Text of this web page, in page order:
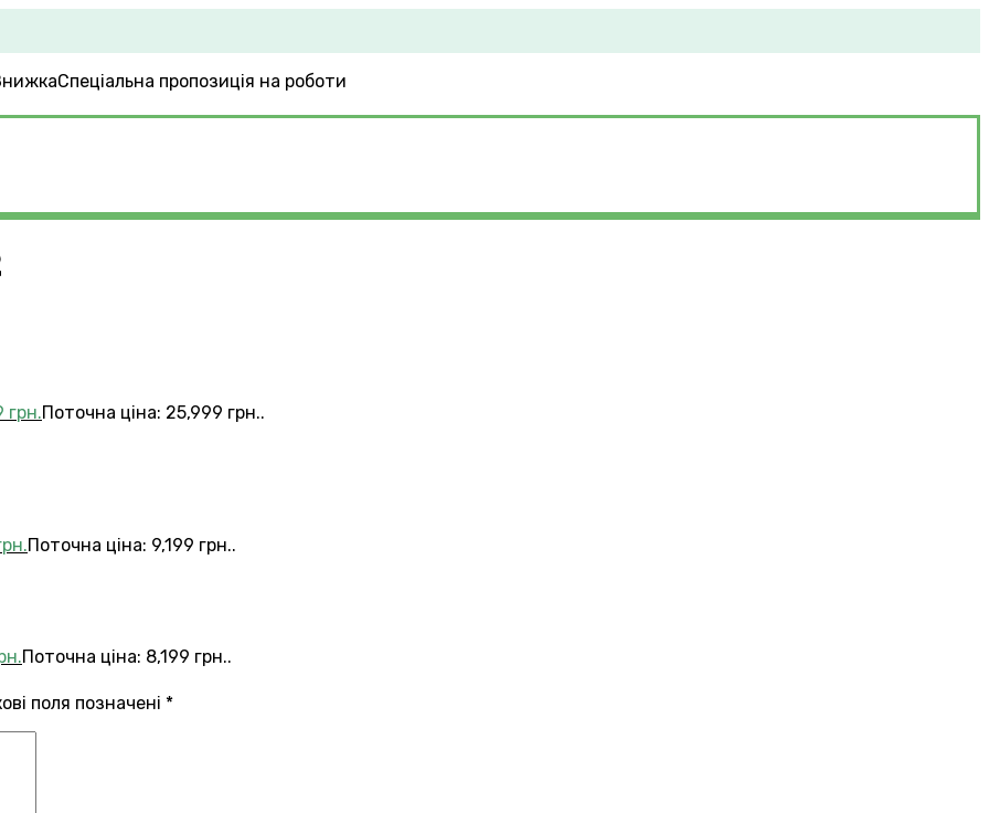
Спеціальна пропозиція на роботи
грн.Поточна ціна: 25,999 грн..
Поточна ціна: 9,199 грн..
Поточна ціна: 8,199 грн..
поля позначені *